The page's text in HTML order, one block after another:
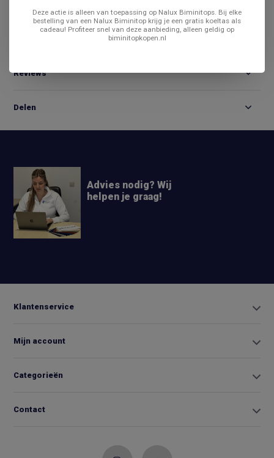
Reviews
Delen
Advies nodig? Wij
helpen je graag!
Klantenservice
Mijn account
Categorieën
Contact
Deze actie is alleen van toepassing op Nalux Biminitops. Bij elke
bestelling van een Nalux Biminitop krijg je een gratis koeltas als
cadeau! Profiteer snel van deze aanbieding, alleen geldig op
biminitopkopen.nl